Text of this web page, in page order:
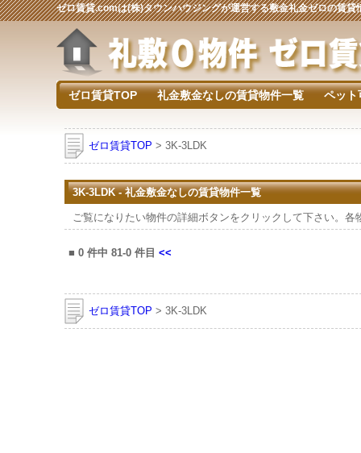
ゼロ賃貸.comは(株)タウンハウジングが運営する敷金礼金ゼロの賃貸
ゼロ賃貸TOP 礼金敷金なしの賃貸物件一覧 ペット
ゼロ賃貸TOP > 3K-3LDK
3K-3LDK - 礼金敷金なしの賃貸物件一覧
ご覧になりたい物件の詳細ボタンをクリックして下さい。各
■ 0 件中 81-0 件目 <<
ゼロ賃貸TOP > 3K-3LDK